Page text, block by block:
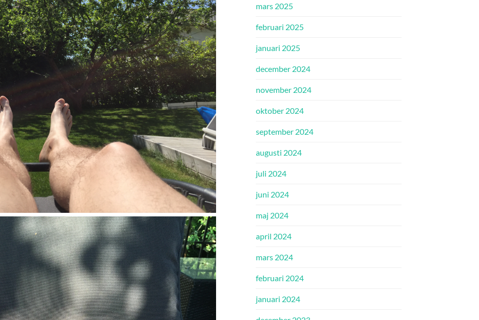
mars 2025
februari 2025
januari 2025
december 2024
november 2024
oktober 2024
september 2024
augusti 2024
juli 2024
juni 2024
maj 2024
april 2024
mars 2024
februari 2024
januari 2024